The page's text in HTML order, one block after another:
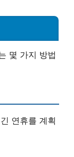
몇 가지 방법
연휴를 계획